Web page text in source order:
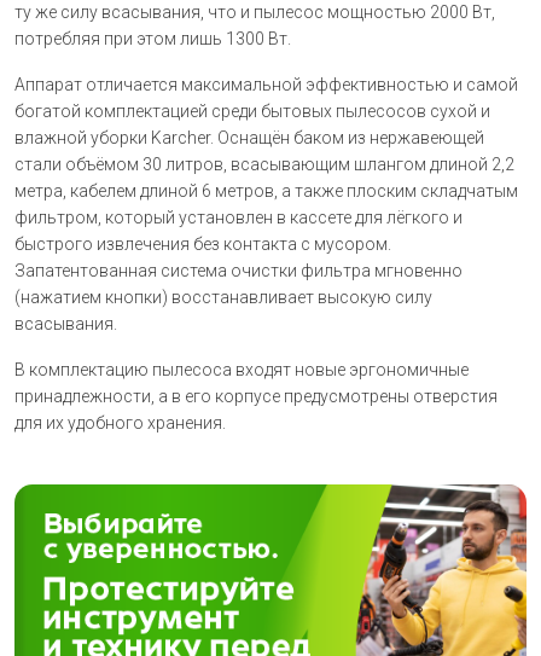
ту же силу всасывания, что и пылесос мощностью 2000 Вт,
потребляя при этом лишь 1300 Вт.
Аппарат отличается максимальной эффективностью и самой
богатой комплектацией среди бытовых пылесосов сухой и
влажной уборки Karcher. Оснащён баком из нержавеющей
стали объёмом 30 литров, всасывающим шлангом длиной 2,2
метра, кабелем длиной 6 метров, а также плоским складчатым
фильтром, который установлен в кассете для лёгкого и
быстрого извлечения без контакта с мусором.
Запатентованная система очистки фильтра мгновенно
(нажатием кнопки) восстанавливает высокую силу
всасывания.
В комплектацию пылесоса входят новые эргономичные
принадлежности, а в его корпусе предусмотрены отверстия
для их удобного хранения.